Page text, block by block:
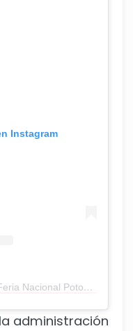
Instagram
Una publicación compartida de Feria Nacional Potosina (@ferianacionalpotosina)
administración